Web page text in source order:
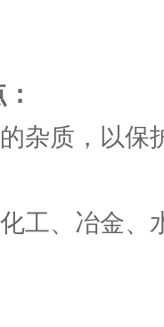
杂质，以保
工、冶金、